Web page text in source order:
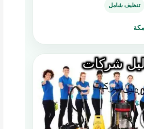
تنظيف شامل